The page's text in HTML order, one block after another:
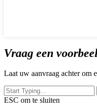
Vraag een
Laat uw aanvraag achter om
ESC om te sluiten